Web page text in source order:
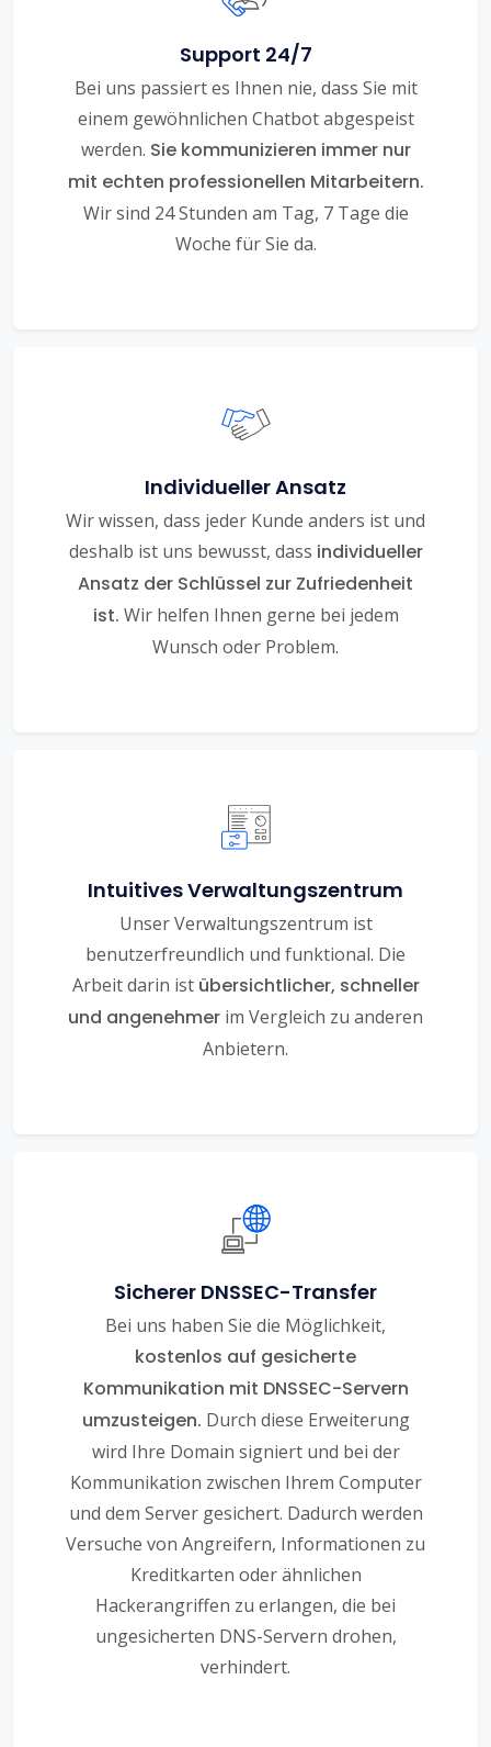
Support 24/7
Bei uns passiert es Ihnen nie, dass Sie mit
einem gewöhnlichen Chatbot abgespeist
werden. Sie kommunizieren immer nur
mit echten professionellen Mitarbeitern.
Wir sind 24 Stunden am Tag, 7 Tage die
Woche für Sie da.
Individueller Ansatz
Wir wissen, dass jeder Kunde anders ist und
deshalb ist uns bewusst, dass individueller
Ansatz der Schlüssel zur Zufriedenheit
ist. Wir helfen Ihnen gerne bei jedem
Wunsch oder Problem.
Intuitives Verwaltungszentrum
Unser Verwaltungszentrum ist
benutzerfreundlich und funktional. Die
Arbeit darin ist übersichtlicher, schneller
und angenehmer im Vergleich zu anderen
Anbietern.
Sicherer DNSSEC-Transfer
Bei uns haben Sie die Möglichkeit,
kostenlos auf gesicherte
Kommunikation mit DNSSEC-Servern
umzusteigen. Durch diese Erweiterung
wird Ihre Domain signiert und bei der
Kommunikation zwischen Ihrem Computer
und dem Server gesichert. Dadurch werden
Versuche von Angreifern, Informationen zu
Kreditkarten oder ähnlichen
Hackerangriffen zu erlangen, die bei
ungesicherten DNS-Servern drohen,
verhindert.